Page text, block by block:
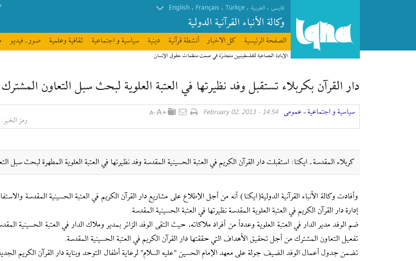
فارسی . العربیة .
Türkçe
.
Français
.
English
وکالة الأنباء القرآنیة الدولیة
الصفحة الرئیسیة كل الاخبار أنشطة قرآنیة دينية سیاسیة و اجتماعیة ثقافیة وعلمیة صور ـ فيديو
الإبادة الجماعية للفلسطينيين متجذرّة في صمت منظمات حقوق الإنسان
دار القرآن بكربلاء تستقبل وفد نظيرتها في العتبة العلوية لبحث سبل التعاون المشترك
سیاسیة و اجتماعیة » عمومی 14:54 - February 02, 2013
رمز
كربلاء المقدسة ـ ايكنا: استقبلت دار القرآن الكريم في العتبة الحسينية المقدسة وفد نظيرتها في العتبة العلوية المطهرة لبحث سبل
وأفادت وكالة الأنباء القرآنية الدولية(ايكنا) أنه من أجل الإطلاع على مشاريع دار القرآن الكريم في العتبة الحسينية المقدسة
إدارة دار القرآن الكريم في العتبة العلوية المقدسة نظيرتها في العتبة الحسينية المقدسة.
ضم الوفد مدير الدار في العتبة العلوية وعدداً من أفراد ملاكاته، حيث التقى الوفد الزائر بمدير وملاك الدار في العتبة الحسينية
تفعيل التعاون المشترك من أجل تحقيق الأهداف التي حققتها دار القرآن الكريم في العتبة الحسينية المقدسة.
تضمن جدول أعمال الوفد الضيف جولة على معهد الإمام الحسين "عليه السلام" لرعاية أطفال التوحد وبناية دار القرآن الكريم